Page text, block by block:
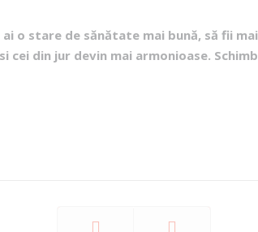
ai o stare de sănătate mai bună, să fii
cei din jur devin mai armonioase.